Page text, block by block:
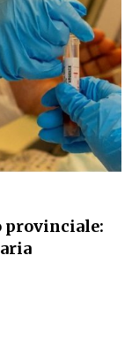
provinciale: